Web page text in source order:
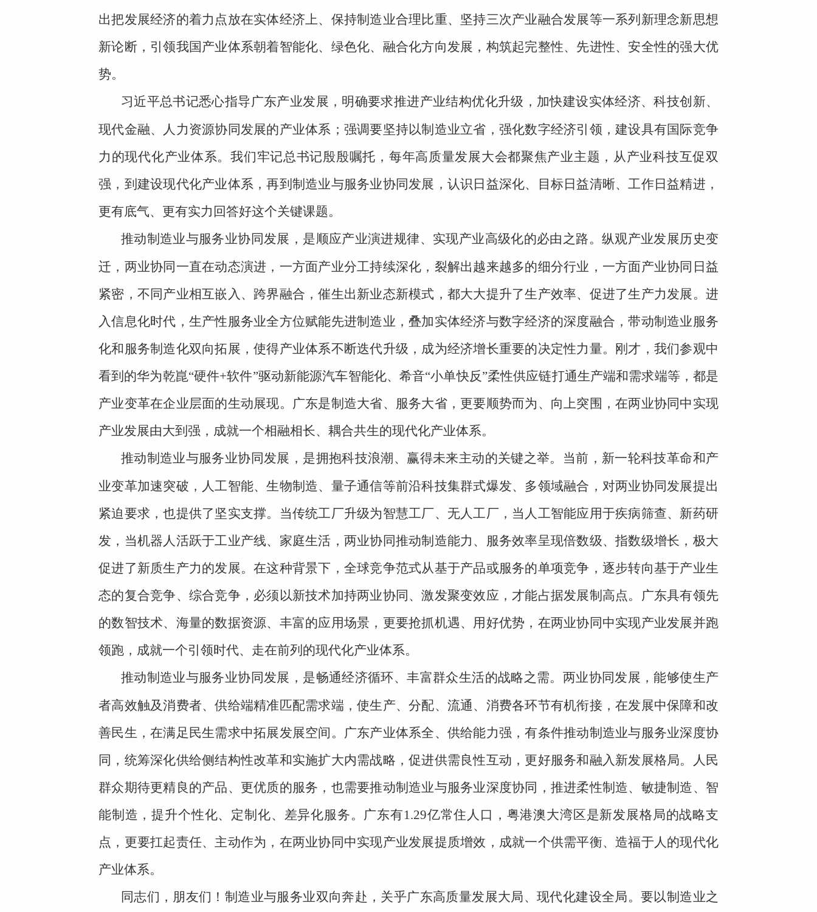
出把发展经济的着力点放在实体经济上、保持制造业合理比重、坚持三次产业融合发展等一系列新理念新思想
新论断，引领我国产业体系朝着智能化、绿色化、融合化方向发展，构筑起完整性、先进性、安全性的强大优
势。
习近平总书记悉心指导广东产业发展，明确要求推进产业结构优化升级，加快建设实体经济、科技创新、
现代金融、人力资源协同发展的产业体系；强调要坚持以制造业立省，强化数字经济引领，建设具有国际竞争
力的现代化产业体系。我们牢记总书记殷殷嘱托，每年高质量发展大会都聚焦产业主题，从产业科技互促双
强，到建设现代化产业体系，再到制造业与服务业协同发展，认识日益深化、目标日益清晰、工作日益精进，
更有底气、更有实力回答好这个关键课题。
推动制造业与服务业协同发展，是顺应产业演进规律、实现产业高级化的必由之路。纵观产业发展历史变
迁，两业协同一直在动态演进，一方面产业分工持续深化，裂解出越来越多的细分行业，一方面产业协同日益
紧密，不同产业相互嵌入、跨界融合，催生出新业态新模式，都大大提升了生产效率、促进了生产力发展。进
入信息化时代，生产性服务业全方位赋能先进制造业，叠加实体经济与数字经济的深度融合，带动制造业服务
化和服务制造化双向拓展，使得产业体系不断迭代升级，成为经济增长重要的决定性力量。刚才，我们参观中
看到的华为乾崑“硬件+软件”驱动新能源汽车智能化、希音“小单快反”柔性供应链打通生产端和需求端等，都是
产业变革在企业层面的生动展现。广东是制造大省、服务大省，更要顺势而为、向上突围，在两业协同中实现
产业发展由大到强，成就一个相融相长、耦合共生的现代化产业体系。
推动制造业与服务业协同发展，是拥抱科技浪潮、赢得未来主动的关键之举。当前，新一轮科技革命和产
业变革加速突破，人工智能、生物制造、量子通信等前沿科技集群式爆发、多领域融合，对两业协同发展提出
紧迫要求，也提供了坚实支撑。当传统工厂升级为智慧工厂、无人工厂，当人工智能应用于疾病筛查、新药研
发，当机器人活跃于工业产线、家庭生活，两业协同推动制造能力、服务效率呈现倍数级、指数级增长，极大
促进了新质生产力的发展。在这种背景下，全球竞争范式从基于产品或服务的单项竞争，逐步转向基于产业生
态的复合竞争、综合竞争，必须以新技术加持两业协同、激发聚变效应，才能占据发展制高点。广东具有领先
的数智技术、海量的数据资源、丰富的应用场景，更要抢抓机遇、用好优势，在两业协同中实现产业发展并跑
领跑，成就一个引领时代、走在前列的现代化产业体系。
推动制造业与服务业协同发展，是畅通经济循环、丰富群众生活的战略之需。两业协同发展，能够使生产
者高效触及消费者、供给端精准匹配需求端，使生产、分配、流通、消费各环节有机衔接，在发展中保障和改
善民生，在满足民生需求中拓展发展空间。广东产业体系全、供给能力强，有条件推动制造业与服务业深度协
同，统筹深化供给侧结构性改革和实施扩大内需战略，促进供需良性互动，更好服务和融入新发展格局。人民
群众期待更精良的产品、更优质的服务，也需要推动制造业与服务业深度协同，推进柔性制造、敏捷制造、智
能制造，提升个性化、定制化、差异化服务。广东有1.29亿常住人口，粤港澳大湾区是新发展格局的战略支
点，更要扛起责任、主动作为，在两业协同中实现产业发展提质增效，成就一个供需平衡、造福于人的现代化
产业体系。
同志们，朋友们！制造业与服务业双向奔赴，关乎广东高质量发展大局、现代化建设全局。要以制造业之